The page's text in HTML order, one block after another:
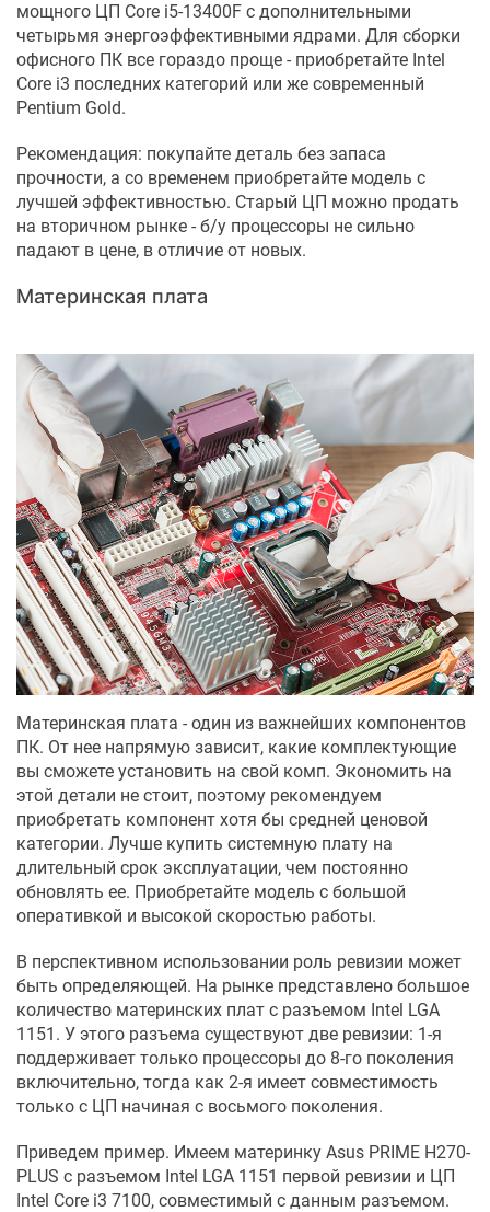
мощного ЦП Core i5-13400F с дополнительными
четырьмя энергоэффективными ядрами. Для сборки
офисного ПК все гораздо проще - приобретайте Intel
Core i3 последних категорий или же современный
Pentium Gold.
Рекомендация: покупайте деталь без запаса
прочности, а со временем приобретайте модель с
лучшей эффективностью. Старый ЦП можно продать
на вторичном рынке - б/у процессоры не сильно
падают в цене, в отличие от новых.
Материнская плата
Материнская плата - один из важнейших компонентов
ПК. От нее напрямую зависит, какие комплектующие
вы сможете установить на свой комп. Экономить на
этой детали не стоит, поэтому рекомендуем
приобретать компонент хотя бы средней ценовой
категории. Лучше купить системную плату на
длительный срок эксплуатации, чем постоянно
обновлять ее. Приобретайте модель с большой
оперативкой и высокой скоростью работы.
В перспективном использовании роль ревизии может
быть определяющей. На рынке представлено большое
количество материнских плат с разъемом Intel LGA
1151. У этого разъема существуют две ревизии: 1-я
поддерживает только процессоры до 8-го поколения
включительно, тогда как 2-я имеет совместимость
только с ЦП начиная с восьмого поколения.
Приведем пример. Имеем материнку Asus PRIME H270-
PLUS с разъемом Intel LGA 1151 первой ревизии и ЦП
Intel Core i3 7100, совместимый с данным разъемом.